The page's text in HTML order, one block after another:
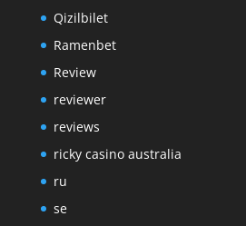
Qizilbilet
Ramenbet
Review
reviewer
reviews
ricky casino australia
ru
se